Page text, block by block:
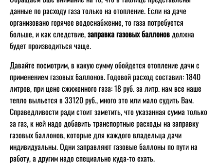
данные по расходу газа только на отопление. Если на даче
организовано горячее водоснабжение, то газа потребуется
больше, и как следствие,заправка газовых баллоновдолжна
будет производиться чаще.
Давайте посмотрим, в какую сумму обойдется отопление дачи с
применением газовых баллонов. Годовой расход составил: 1840
литров, при цене сжиженного газа: 18 руб. за литр. нам все наше
тепло выльется в 33120 руб., много это или мало судить Вам.
Справедливости ради стоит заметить, что указанная сумма только
за газ, к ней надо добавить транспортные расходы на заправку
газовых баллонов, которые для каждого владельца дачи
индивидуальны. Одни заправляют газовые баллоны по пути на
работу, а другим надо специально куда-то ехать.